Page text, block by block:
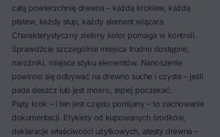
całą powierzchnię drewna – każdą krokiew, każdą
płatew, każdy słup, każdy element wiązara.
Charakterystyczny zielony kolor pomaga w kontroli.
Sprawdźcie szczególnie miejsca trudno dostępne,
narożniki, miejsca styku elementów. Nanoszenie
powinno się odbywać na drewno suche i czyste – jeśli
pada deszcz lub jest mokro, lepiej poczekać.
Piąty krok – i ten jest często pomijany – to zachowanie
dokumentacji. Etykiety od kupowanych środków,
deklaracje właściwości użytkowych, atesty drewna –